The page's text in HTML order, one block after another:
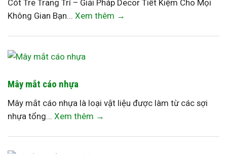
Cót Tre Trang Trí – Giải Pháp Decor Tiết Kiệm Cho Mọi
Không Gian Bạn... Xem thêm →
Mây mắt cáo nhựa
Mây mắt cáo nhựa là loại vật liệu được làm từ các sợi
nhựa tổng... Xem thêm →